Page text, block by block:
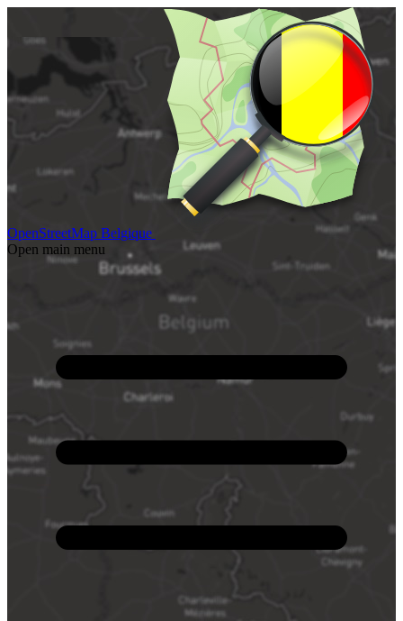
OpenStreetMap Belgique
Open main menu